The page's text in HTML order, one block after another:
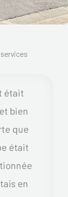
était
bien
que
était
en